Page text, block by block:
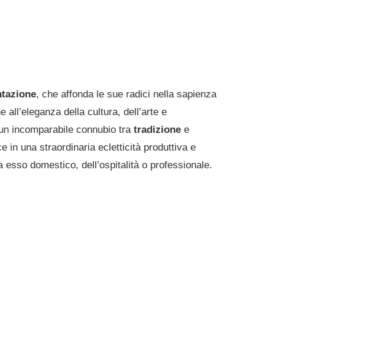
, che affonda le sue radici nella sapienza
all’eleganza della cultura, dell’arte e
incomparabile connubio tra tradizione e
in una straordinaria ecletticità produttiva e
esso domestico, dell’ospitalità o professionale.